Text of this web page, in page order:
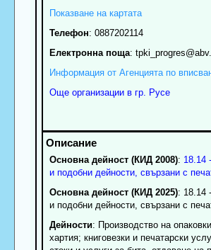
Показване на картата
Телефон: 0887202114
Електронна поща: tpki_progres
Информация от Агенцията по
Още организации в гр. Русе
Основна дейност (КИД 2008): 18.14
и подобни дейности, свързани с
Основна дейност (КИД 2025): 18.14
и подобни дейности, свързани с
Дейности: Производство на
хартия; книговезки и печатарски